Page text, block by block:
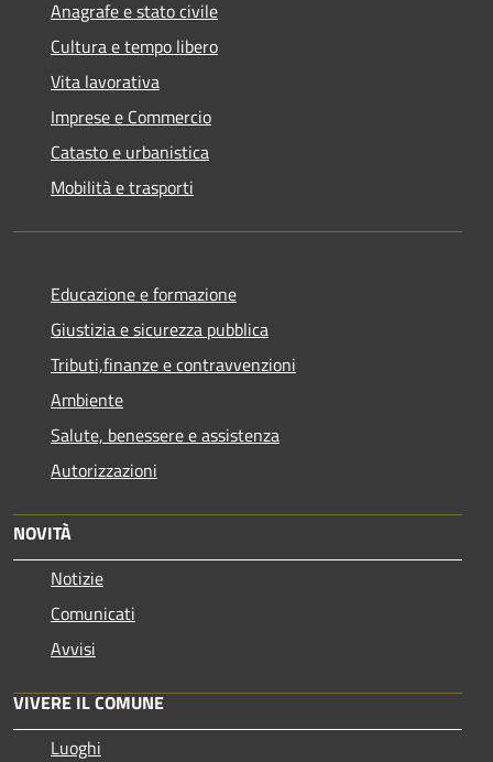
Anagrafe e stato civile
Cultura e tempo libero
Vita lavorativa
Imprese e Commercio
Catasto e urbanistica
Mobilità e trasporti
Educazione e formazione
Giustizia e sicurezza pubblica
Tributi,finanze e contravvenzioni
Ambiente
Salute, benessere e assistenza
Autorizzazioni
NOVITÀ
Notizie
Comunicati
Avvisi
VIVERE IL COMUNE
Luoghi